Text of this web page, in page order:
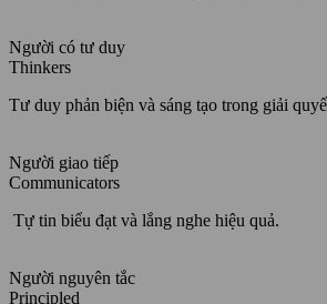
Người có tư duy
Thinkers
Tư duy phản biện và sáng tạo trong giải
Người giao tiếp
Communicators
Tự tin biểu đạt và lắng nghe hiệu quả.
Người nguyên tắc
Principled